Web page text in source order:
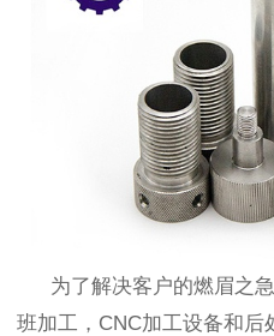
为了解决客户的燃眉之
班加工， CNC加工设备和后